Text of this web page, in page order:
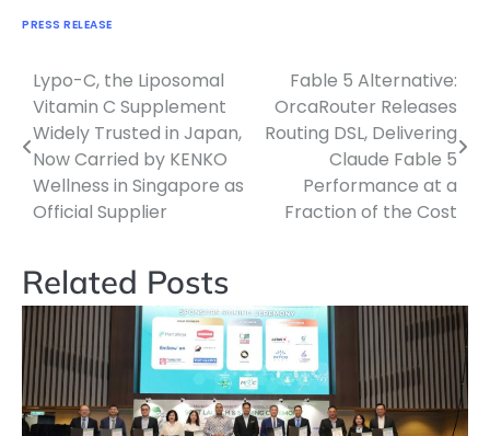
PRESS RELEASE
Navigasi
pos
Lypo-C, the Liposomal
Vitamin C Supplement
Widely Trusted in Japan,
Now Carried by KENKO
Wellness in Singapore as
Official Supplier
Fable 5 Alternative:
OrcaRouter Releases
Routing DSL, Delivering
Claude Fable 5
Performance at a
Fraction of the Cost
Related Posts